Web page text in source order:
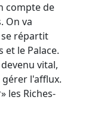
compte de
On va
répartit
et le Palace.
vital,
l'afflux.
les Riches-